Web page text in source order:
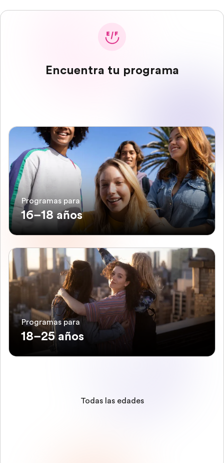
Encuentra tu programa
Programas para
16–18 años
Programas para
18–25 años
Todas las edades